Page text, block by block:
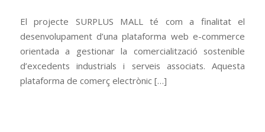
El projecte SURPLUS MALL té com a finalitat el
desenvolupament d’una plataforma web e-commerce
orientada a gestionar la comercialització sostenible
d’excedents industrials i serveis associats. Aquesta
plataforma de comerç electrònic […]